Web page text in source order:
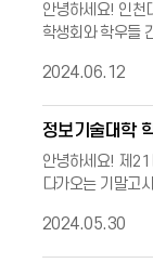
안녕하세요! 인천
학생회와 학우들
2024.06.12
안녕하세요! 제
다가오는 기말고
2024.05.30